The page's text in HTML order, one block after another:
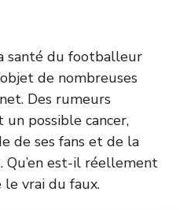
santé du footballeur
de nombreuses
Des rumeurs
possible cancer,
de ses fans et de la
est-il réellement
le vrai du faux.